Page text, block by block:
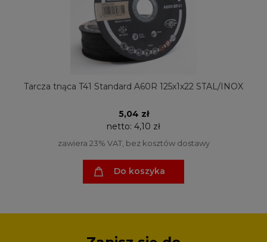
Tarcza tnąca T41 Standard A60R 125x1x22 STAL/INOX
5,04 zł
netto: 4,10 zł
zawiera 23% VAT, bez kosztów dostawy
Do koszyka